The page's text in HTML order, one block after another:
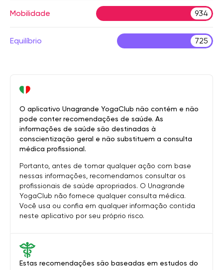
Mobilidade 934
Equilíbrio 725
Estas recomendações são baseadas em estudos do
O aplicativo Unagrande YogaClub não contém e não
pode conter recomendações de saúde. As
informações de saúde são destinadas à
conscientização geral e não substituem a consulta
médica profissional.
Portanto, antes de tomar qualquer ação com base
nessas informações, recomendamos consultar os
profissionais de saúde apropriados. O Unagrande
YogaClub não fornece qualquer consulta médica.
Você usa ou confia em qualquer informação contida
neste aplicativo por seu próprio risco.